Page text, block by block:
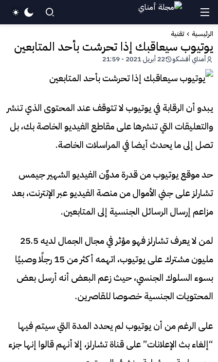
الرئيسية تقنية
يوتيوب سيعاقبك إذا تحرشت بأحد المتابعين
أمناي أفشكو 22 أبريل 2021 - 21:59
يبدو أن الرقابة في يوتيوب لا تتوقف عند المحتوى الذي تنشر
والتعليقات التي تنشرها على مقاطع الفيديو الخاصة بك، بل
تصل إلى ما يحدث أيضا في المراسلات الخاصة.
حد موقع يوتيوب من قدرة مدوِّن الفيديو الشهير جيمس
تشارلز على جني الأموال من منصة الفيديو عبر الإنترنت، بعد
مزاعم إرسال الرسائل الجنسية إلى المتابعين.
لمن لا يعرف تشارلز فهو مؤثر في مجال الجمال لديه 25.5
مليون مشترك على يوتيوب، اتهمه أكثر من 15 رجلًا وصبيًا
بسوء السلوك الجنسي، حيث زعم البعض أنه أرسل بعض
المحتويات الجنسية خصوصا للقاصرين.
على الرغم من أن يوتيوب لم يحدد المدة التي سيتم فيها
“إلغاء بث الإعلانات” على قناة تشارلز، إلا أنهم قالوا إنها جزء